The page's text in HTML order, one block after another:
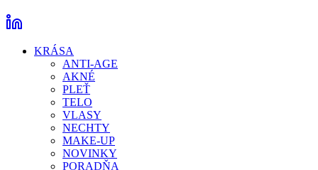
KRÁSA
ANTI-AGE
AKNÉ
PLEŤ
TELO
VLASY
NECHTY
MAKE-UP
NOVINKY
PORADŇA